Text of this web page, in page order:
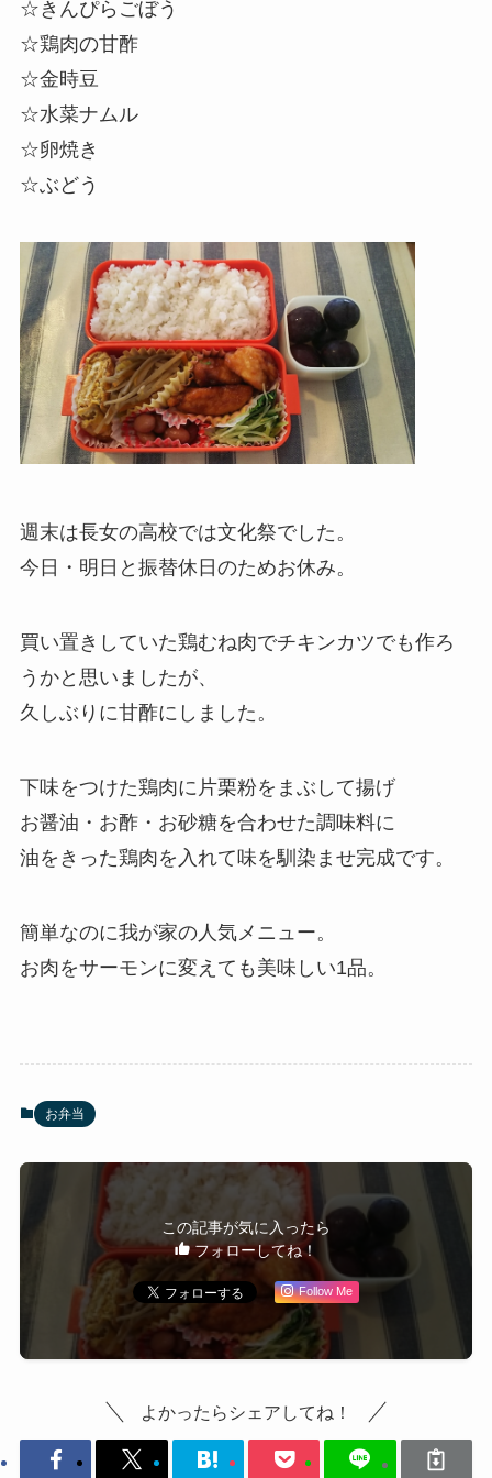
☆きんぴらごぼう
☆鶏肉の甘酢
☆金時豆
☆水菜ナムル
☆卵焼き
☆ぶどう
週末は長女の高校では文化祭でした。
今日・明日と振替休日のためお休み。
買い置きしていた鶏むね肉でチキンカツでも作ろ
うかと思いましたが、
久しぶりに甘酢にしました。
下味をつけた鶏肉に片栗粉をまぶして揚げ
お醤油・ お酢・お砂糖を合わせた調味料に
油をきった鶏肉を入れて味を馴染ませ完成です。
簡単なのに我が家の人気メニュー。
お肉をサーモンに変えても美味しい1品。
お弁当
この記事が気に入ったら
フォローしてね！
Follow Me
よかったらシェアしてね！